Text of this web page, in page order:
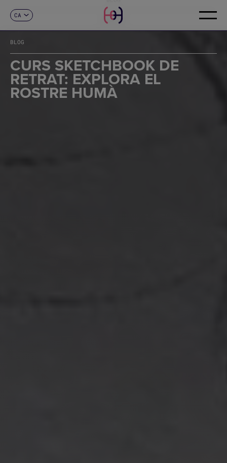
CA
FR
DE
IT
PT
CONTACTE
BLOG
CURS SKETCHBOOK DE
RETRAT: EXPLORA EL
ROSTRE HUMÀ